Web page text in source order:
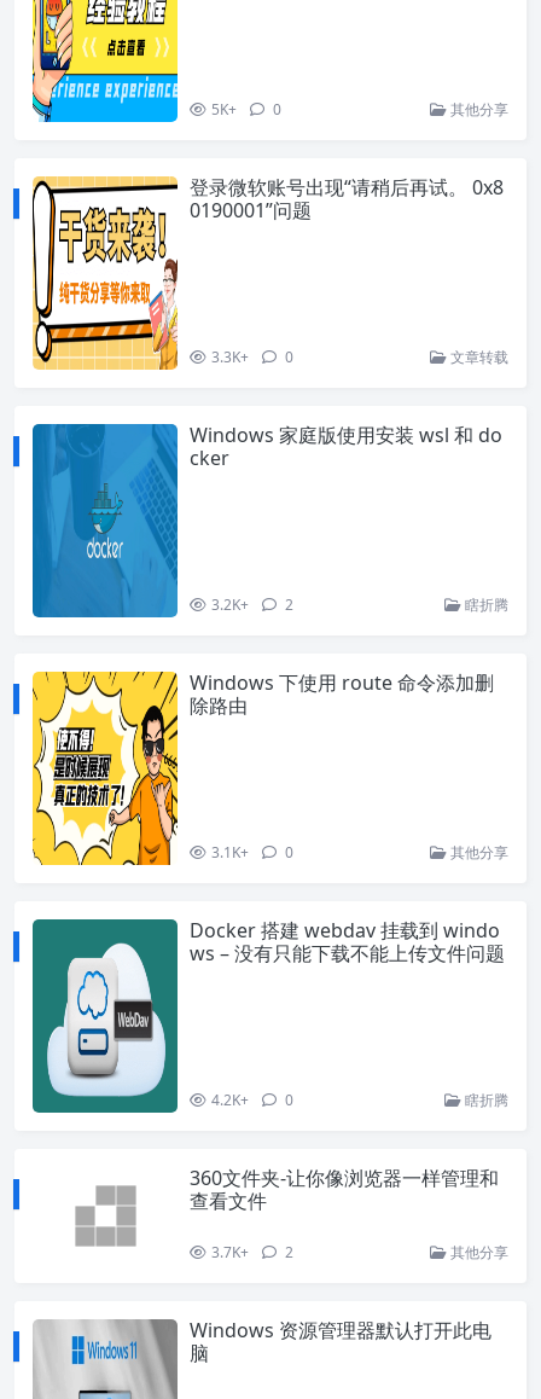
5K+ 0 其他分享
登录微软账号出现“请稍后再试。 0x8
0190001”问题
3.3K+ 0 文章转载
Windows 家庭版使用安装 wsl 和 do
cker
3.2K+ 2 瞎折腾
Windows 下使用 route 命令添加删
除路由
3.1K+ 0 其他分享
Docker 搭建 webdav 挂载到 windo
ws – 没有只能下载不能上传文件问题
4.2K+ 0 瞎折腾
360文件夹-让你像浏览器一样管理和
查看文件
3.7K+ 2 其他分享
Windows 资源管理器默认打开此电
脑